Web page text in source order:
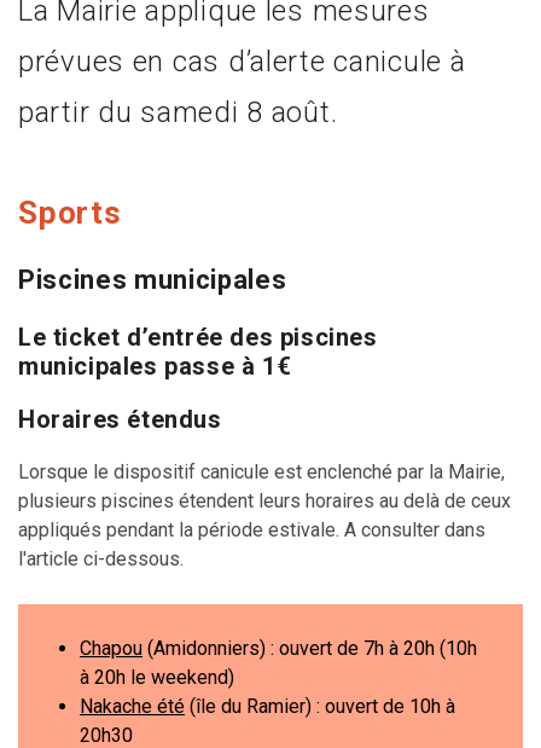
La Mairie applique les mesures
prévues en cas d’alerte canicule à
partir du samedi 8 août.
Sports
Piscines municipales
Le ticket d’entrée des piscines
municipales passe à 1€
Horaires étendus
Lorsque le dispositif canicule est enclenché par la Mairie,
plusieurs piscines étendent leurs horaires au delà de ceux
appliqués pendant la période estivale. A consulter dans
l'article ci-dessous.
Chapou (Amidonniers) : ouvert de 7h à 20h (10h
à 20h le weekend)
Nakache été (île du Ramier) : ouvert de 10h à
20h30